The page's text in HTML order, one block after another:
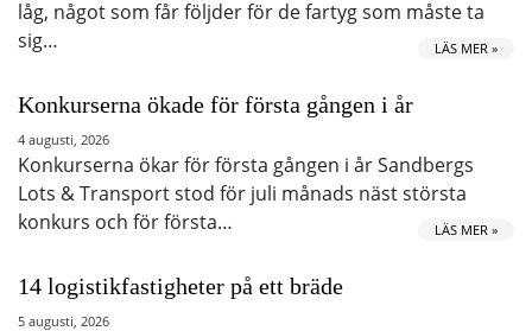
låg, något som får följder för de fartyg som måste ta
sig…
LÄS MER »
Konkurserna ökade för första gången i år
4 augusti, 2026
Konkurserna ökar för första gången i år Sandbergs
Lots & Transport stod för juli månads näst största
konkurs och för första…
LÄS MER »
14 logistikfastigheter på ett bräde
5 augusti, 2026